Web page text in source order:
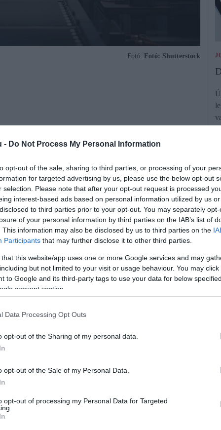
- Do Not Process My Personal Information
opt-out of the sale, sharing to third parties, or processing of your
for targeted advertising by us, please use the below opt-out
selection. Please note that after your opt-out request is processed
interest-based ads based on personal information utilized by us
to third parties prior to your opt-out. You may separately
of your personal information by third parties on the IAB’s list of
This information may also be disclosed by us to third parties on the
Participants that may further disclose it to other third parties.
that this website/app uses one or more Google services and may
but not limited to your visit or usage behaviour. You may
to Google and its third-party tags to use your data for below
consent section.
Data Processing Opt Outs
opt-out of the Sharing of my personal data.
opt-out of the Sale of my Personal Data.
opt-out of processing my Personal Data for Targeted
Fotó: Fotó: Shutterstock
volumene 8,7, munkanaphatástól
az egy évvel korábbitól. A
a termelés, a legnagyobb
A szezonálisan és
az ipari kibocsátás 1,3 százalékkall
jelentette a KSH.
forrásként a Google Keresőben!
gyártása 14,1, a közúti jármű alkatrészeinek gyártása
optikai termék gyártása – az alágak közül a